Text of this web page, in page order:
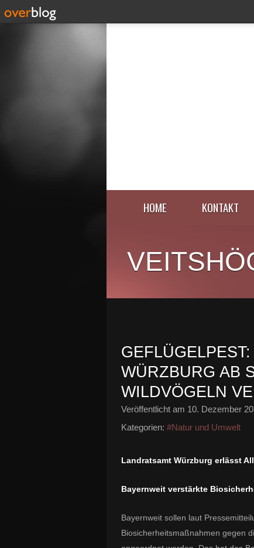
HOME KONTAKT
WÜRZBURG AB
WILDVÖGELN
Veröffentlicht am 10. Dezember
Kategorien: #Natur und Umwelt
Landratsamt Würzburg erlässt
Bayernweit verstärkte
Bayernweit sollen laut
Biosicherheitsmaßnahmen gegen